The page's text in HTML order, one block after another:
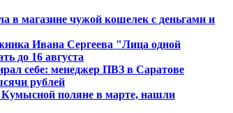
в магазине чужой кошелек с деньгами и
Ивана Сергеева "Лица одной
до 16 августа
себе: менеджер ПВЗ в Саратове
рублей
Кумысной поляне в марте, нашли